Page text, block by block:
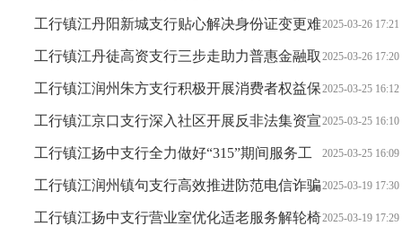
规管理 2025-03-26 17:21
工行镇江丹阳新城支行贴心解决身份证变更难
题受赞扬 2025-03-26 17:20
工行镇江丹徒高资支行三步走助力普惠金融取
得新突破 2025-03-25 16:12
工行镇江润州朱方支行积极开展消费者权益保
护宣传活动 2025-03-25 16:10
工行镇江京口支行深入社区开展反非法集资宣
传活动 2025-03-25 16:09
工行镇江扬中支行全力做好“315”期间服务工
作 2025-03-19 17:30
工行镇江润州镇句支行高效推进防范电信诈骗
工作 2025-03-19 17:29
工行镇江扬中支行营业室优化适老服务解轮椅